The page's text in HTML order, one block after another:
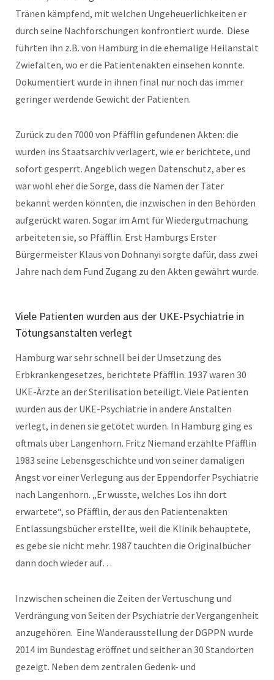
Tränen kämpfend, mit welchen Ungeheuerlichkeiten er
durch seine Nachforschungen konfrontiert wurde. Diese
führten ihn z.B. von Hamburg in die ehemalige Heilanstalt
Zwiefalten, wo er die Patientenakten einsehen konnte.
Dokumentiert wurde in ihnen final nur noch das immer
geringer werdende Gewicht der Patienten.
Zurück zu den 7000 von Pfäfflin gefundenen Akten: die
wurden ins Staatsarchiv verlagert, wie er berichtete, und
sofort gesperrt. Angeblich wegen Datenschutz, aber es
war wohl eher die Sorge, dass die Namen der Täter
bekannt werden könnten, die inzwischen in den Behörden
aufgerückt waren. Sogar im Amt für Wiedergutmachung
arbeiteten sie, so Pfäfflin. Erst Hamburgs Erster
Bürgermeister Klaus von Dohnanyi sorgte dafür, dass zwei
Jahre nach dem Fund Zugang zu den Akten gewährt wurde.
Viele Patienten wurden aus der UKE-Psychiatrie in
Tötungsanstalten verlegt
Hamburg war sehr schnell bei der Umsetzung des
Erbkrankengesetzes, berichtete Pfäfflin. 1937 waren 30
UKE-Ärzte an der Sterilisation beteiligt. Viele Patienten
wurden aus der UKE-Psychiatrie in andere Anstalten
verlegt, in denen sie getötet wurden. In Hamburg ging es
oftmals über Langenhorn. Fritz Niemand erzählte Pfäfflin
1983 seine Lebensgeschichte und von seiner damaligen
Angst vor einer Verlegung aus der Eppendorfer Psychiatrie
nach Langenhorn. „Er wusste, welches Los ihn dort
erwartete“, so Pfäfflin, der aus den Patientenakten
Entlassungsbücher erstellte, weil die Klinik behauptete,
es gebe sie nicht mehr. 1987 tauchten die Originalbücher
dann doch wieder auf…
Inzwischen scheinen die Zeiten der Vertuschung und
Verdrängung von Seiten der Psychiatrie der Vergangenheit
anzugehören. Eine Wanderausstellung der DGPPN wurde
2014 im Bundestag eröffnet und seither an 30 Standorten
gezeigt. Neben dem zentralen Gedenk- und